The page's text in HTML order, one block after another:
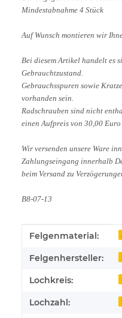
Mindestabnahme 4 Stück
Auf Wunsch montieren wir
Bei diesem Artikel handelt es
Gebrauchtzustand.
Gebrauchsspuren sowie
vorhanden sein.
Radschrauben sind nicht
einen Aufpreis von 30,00
Wir versenden unsere Ware
Zahlungseingang innerhalb
beim Versand zu
B8-07-13
Produkteigenschaft
Wert
Felgenmaterial:
Felgenhersteller:
Lochkreis:
Lochzahl: